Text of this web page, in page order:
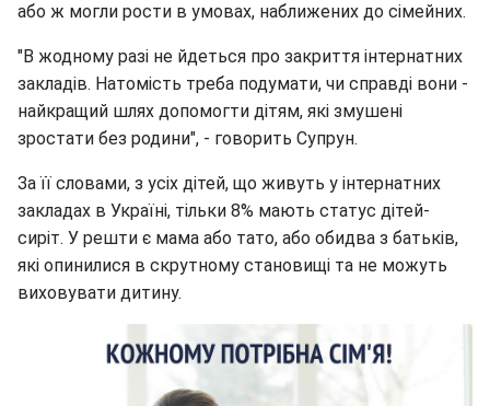
або ж могли рости в умовах, наближених до сімейних.
"В жодному разі не йдеться про закриття інтернатних
закладів. Натомість треба подумати, чи справді вони -
найкращий шлях допомогти дітям, які змушені
зростати без родини", - говорить Супрун.
За її словами, з усіх дітей, що живуть у інтернатних
закладах в Україні, тільки 8% мають статус дітей-
сиріт. У решти є мама або тато, або обидва з батьків,
які опинилися в скрутному становищі та не можуть
виховувати дитину.